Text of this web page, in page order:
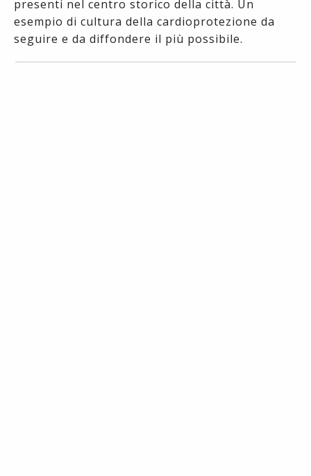
presenti nel centro storico della città. Un
esempio di cultura della cardioprotezione da
seguire e da diffondere il più possibile.